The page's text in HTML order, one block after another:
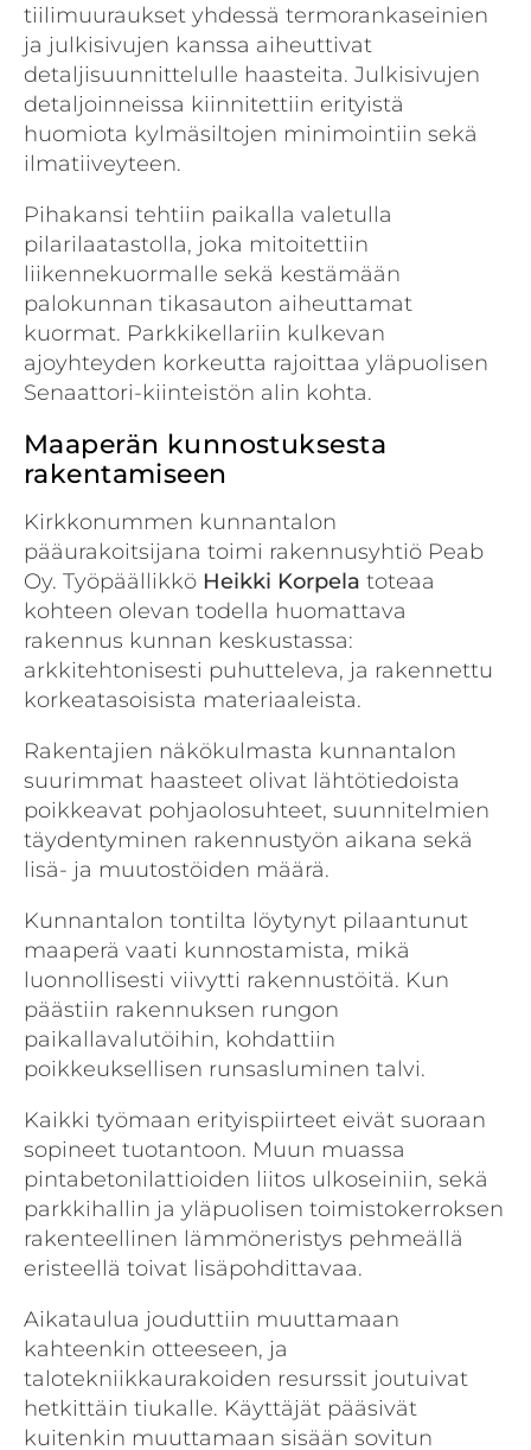
tiilimuuraukset yhdessä termorankaseinien
ja julkisivujen kanssa aiheuttivat
detaljisuunnittelulle haasteita. Julkisivujen
detaljoinneissa kiinnitettiin erityistä
huomiota kylmäsiltojen minimointiin sekä
ilmatiiveyteen.
Pihakansi tehtiin paikalla valetulla
pilarilaatastolla, joka mitoitettiin
liikennekuormalle sekä kestämään
palokunnan tikasauton aiheuttamat
kuormat. Parkkikellariin kulkevan
ajoyhteyden korkeutta rajoittaa yläpuolisen
Senaattori-kiinteistön alin kohta.
Maaperän kunnostuksesta
rakentamiseen
Kirkkonummen kunnantalon
pääurakoitsijana toimi rakennusyhtiö Peab
Oy. Työpäällikkö Heikki Korpela toteaa
kohteen olevan todella huomattava
rakennus kunnan keskustassa:
arkkitehtonisesti puhutteleva, ja rakennettu
korkeatasoisista materiaaleista.
Rakentajien näkökulmasta kunnantalon
suurimmat haasteet olivat lähtötiedoista
poikkeavat pohjaolosuhteet, suunnitelmien
täydentyminen rakennustyön aikana sekä
lisä- ja muutostöiden määrä.
Kunnantalon tontilta löytynyt pilaantunut
maaperä vaati kunnostamista, mikä
luonnollisesti viivytti rakennustöitä. Kun
päästiin rakennuksen rungon
paikallavalutöihin, kohdattiin
poikkeuksellisen runsasluminen talvi.
Kaikki työmaan erityispiirteet eivät suoraan
sopineet tuotantoon. Muun muassa
pintabetonilattioiden liitos ulkoseiniin, sekä
parkkihallin ja yläpuolisen toimistokerroksen
rakenteellinen lämmöneristys pehmeällä
eristeellä toivat lisäpohdittavaa.
Aikataulua jouduttiin muuttamaan
kahteenkin otteeseen, ja
talotekniikkaurakoiden resurssit joutuivat
hetkittäin tiukalle. Käyttäjät pääsivät
kuitenkin muuttamaan sisään sovitun